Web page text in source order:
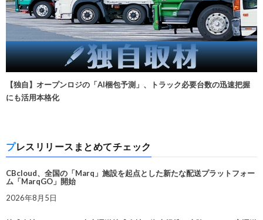
【独自】オープンロジの「AI梱包予測」、トラック必要台数の迅速把握
にも活用本格化
プレスリリースまとめてチェック
CBcloud、全国の「Marq」施設を起点とした新たな配送プラットフォー
ム「MarqGO」開始
2026年8月5日